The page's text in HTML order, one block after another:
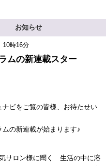
お知らせ
10時16分
ムの新連載スター
ナビをご覧の皆様、お待たせい
の新連載が始まります♪
サロン様に聞く 生活の中に溶